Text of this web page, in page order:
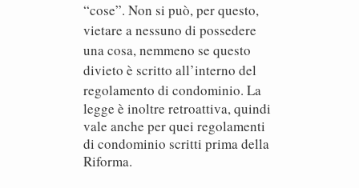
“cose”. Non si può, per questo,
vietare a nessuno di possedere
una cosa, nemmeno se questo
divieto è scritto all’interno del
regolamento di condominio. La
legge è inoltre retroattiva, quindi
vale anche per quei regolamenti
di condominio scritti prima della
Riforma.